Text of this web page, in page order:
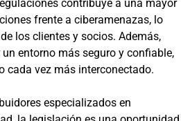
contribuye a una mayor
frente a ciberamenazas, lo
los clientes y socios. Además,
entorno más seguro y confiable,
cada vez más interconectado.
especializados en